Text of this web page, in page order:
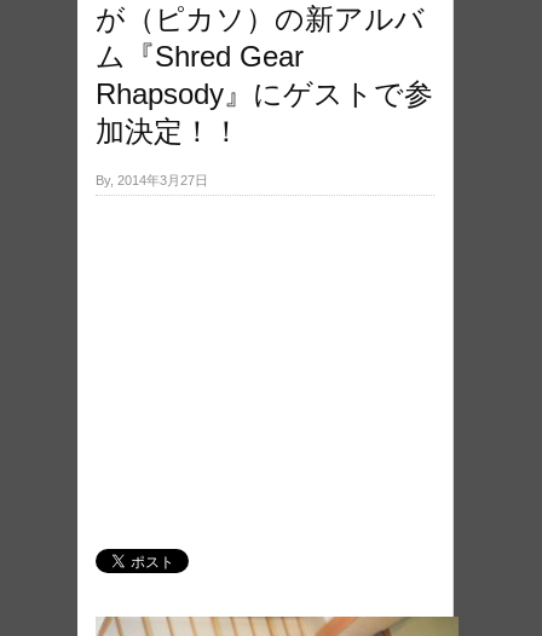
が（ピカソ）の新アルバ
ム『Shred Gear
Rhapsody』にゲストで参
加決定！！
By, 2014年3月27日